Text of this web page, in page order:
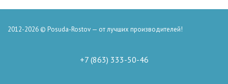
2012-2026 © Posuda-Rostov — от лучших производителей!
+7 (863) 333-50-46